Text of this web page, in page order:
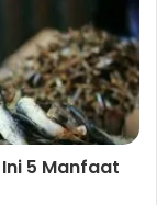
5 Manfaat